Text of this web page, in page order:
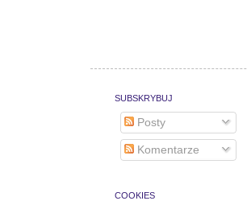
SUBSKRYBUJ
Posty
Komentarze
COOKIES